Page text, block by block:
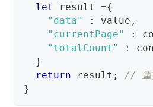
let result ={
"data"
: value ,
"currentPage"
:
"totalCount"
:
}
return result ;
// 重
}